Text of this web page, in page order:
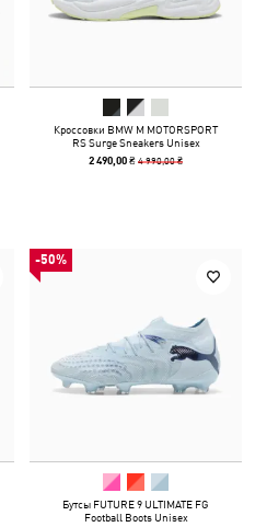
Кроссовки BMW M MOTORSPORT
RS Surge Sneakers Unisex
2 490,00 ₴4 990,00 ₴
-50%
Бутсы FUTURE 9 ULTIMATE FG
Football Boots Unisex